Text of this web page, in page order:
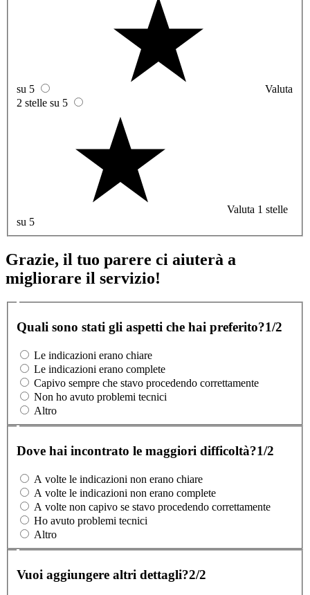
su 5
Valuta
2 stelle su 5
Valuta 1 stelle
su 5
Grazie, il tuo parere ci aiuterà a
migliorare il servizio!
Quali sono stati gli aspetti che hai preferito?1/2
Le indicazioni erano chiare
Le indicazioni erano complete
Capivo sempre che stavo procedendo correttamente
Non ho avuto problemi tecnici
Altro
Dove hai incontrato le maggiori difficoltà?1/2
A volte le indicazioni non erano chiare
A volte le indicazioni non erano complete
A volte non capivo se stavo procedendo correttamente
Ho avuto problemi tecnici
Altro
Vuoi aggiungere altri dettagli?2/2